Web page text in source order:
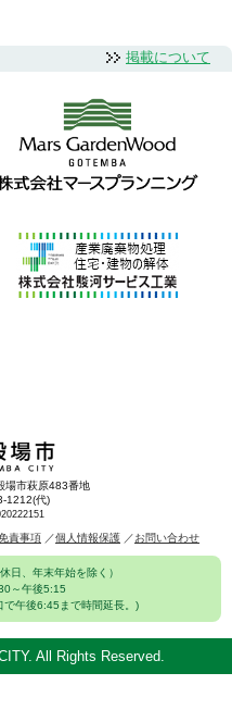
掲載について
場市萩原483番地
1212(代)
責事項 個人情報保護 お問い合わせ
日、年末年始を除く）
～午後5:15
で午後6:45まで時間延長。)
All Rights Reserved.